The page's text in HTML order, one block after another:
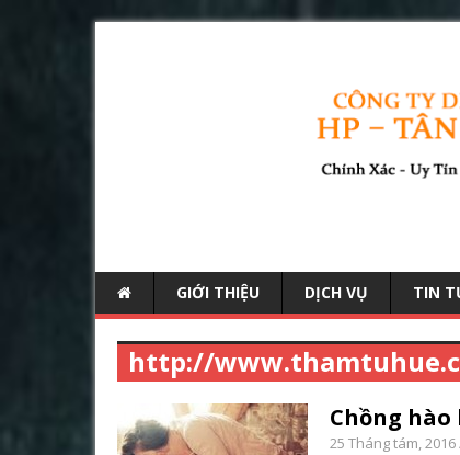
GIỚI THIỆU DỊCH VỤ TIN
http://
Chồng
25 Tháng tám, 2016